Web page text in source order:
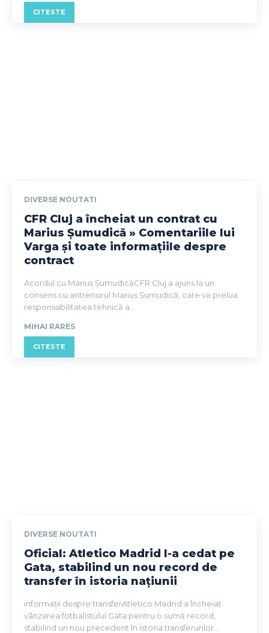
CITESTE
DIVERSE NOUTATI
CFR Cluj a încheiat un contrat cu
Marius Șumudică » Comentariile lui
Varga și toate informațiile despre
contract
Acordul cu Marius ȘumudicăCFR Cluj a ajuns la un
consens cu antrenorul Marius Șumudică, care va prelua
responsabilitatea tehnică a...
MIHAI RARES
CITESTE
DIVERSE NOUTATI
Oficial: Atletico Madrid l-a cedat pe
Gata, stabilind un nou record de
transfer în istoria națiunii
informații despre transferAtletico Madrid a încheiat
vânzarea fotbalistului Gata pentru o sumă record,
stabilind un nou precedent în istoria transferurilor...